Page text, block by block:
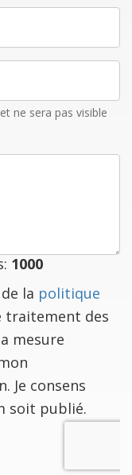
ne sera pas visible
1000
la politique
traitement des
mesure
Je consens
soit publié.